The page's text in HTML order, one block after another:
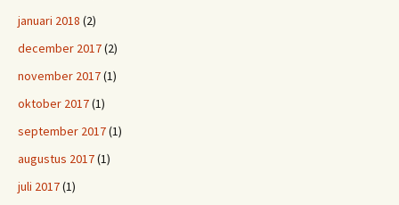
januari 2018 (2)
december 2017(2)
november 2017(1)
oktober 2017(1)
september 2017(1)
augustus 2017(1)
juli 2017(1)